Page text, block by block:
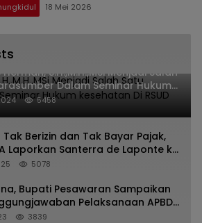
18 Mei 2026
Herman, S.H.,M.H.,MSi Menjadi Salah
Dalam Seminar Hukum
Di RSUD Leuwiliang
5458
Tak Berizin dan Tak Bayar Pajak,
Laporkan Santerra de Laponte ke
Kota Batu
5078
Bupati Pesawaran Sampaikan
Pelaksanaan APBD
3839